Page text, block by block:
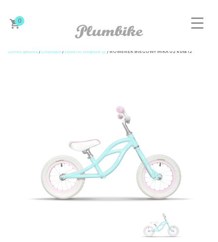
0
ZAPROJEKTUJ ROWER
DAMSKIE
MĘSKIE
Strona główna / Dziecięce / Rowerki biegowe 12" / ROWEREK BIEGOWY MIKA 02 koła 12”